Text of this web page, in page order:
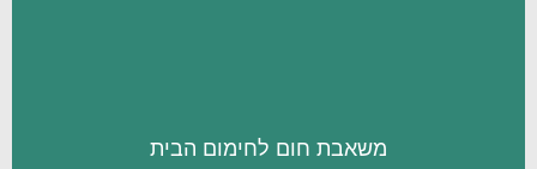
משאבת חום לחימום הבית